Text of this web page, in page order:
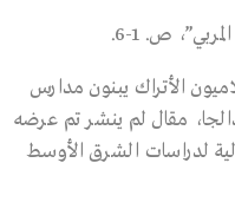
ص. 1-6.
الأتراك يبنون مدارس
مقال لم ينشر تم عرضه
لدراسات الشرق الأوسط